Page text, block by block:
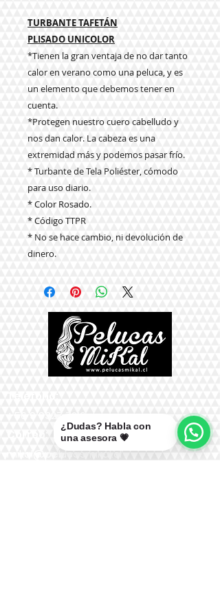
TURBANTE TAFETÁN
PLISADO UNICOLOR
*Tienen la gran ventaja de no dar tanto
calor en verano como una peluca, y es
un elemento que debemos tener en
cuenta.
*Protegen nuestro cuero cabelludo y
nos dan calor. La cabeza es una
extremidad más y podemos pasar frío.
* Turbante de Tela Poliéster, cómodo
para uso diario.
* Color Rosado.
* Código TTPR
* No se hace cambio, ni devolución de
dinero.
mikal@pelucasmikal.cl
¿Dudas? Habla con
una asesora 💗